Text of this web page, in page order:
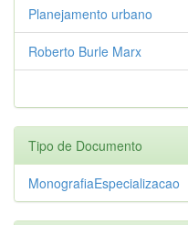
Planejamento urbano
Roberto Burle Marx
Tipo de Documento
MonografiaEspecializacao